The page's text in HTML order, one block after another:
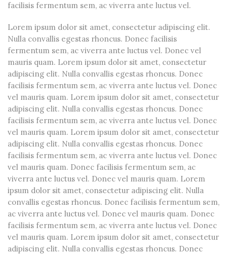
facilisis fermentum sem, ac viverra ante luctus vel.
Lorem ipsum dolor sit amet, consectetur adipiscing elit.
Nulla convallis egestas rhoncus. Donec facilisis
fermentum sem, ac viverra ante luctus vel. Donec vel
mauris quam. Lorem ipsum dolor sit amet, consectetur
adipiscing elit. Nulla convallis egestas rhoncus. Donec
facilisis fermentum sem, ac viverra ante luctus vel. Donec
vel mauris quam. Lorem ipsum dolor sit amet, consectetur
adipiscing elit. Nulla convallis egestas rhoncus. Donec
facilisis fermentum sem, ac viverra ante luctus vel. Donec
vel mauris quam. Lorem ipsum dolor sit amet, consectetur
adipiscing elit. Nulla convallis egestas rhoncus. Donec
facilisis fermentum sem, ac viverra ante luctus vel. Donec
vel mauris quam. Donec facilisis fermentum sem, ac
viverra ante luctus vel. Donec vel mauris quam. Lorem
ipsum dolor sit amet, consectetur adipiscing elit. Nulla
convallis egestas rhoncus. Donec facilisis fermentum sem,
ac viverra ante luctus vel. Donec vel mauris quam. Donec
facilisis fermentum sem, ac viverra ante luctus vel. Donec
vel mauris quam. Lorem ipsum dolor sit amet, consectetur
adipiscing elit. Nulla convallis egestas rhoncus. Donec